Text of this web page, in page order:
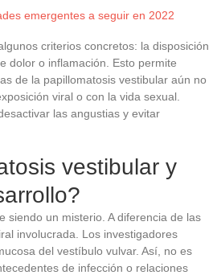
emergentes a seguir en 2022
criterios concretos: la disposición
dolor o inflamación. Esto permite
de la papillomatosis vestibular aún no
viral o con la vida sexual.
las angustias y evitar
vestibular y
siendo un misterio. A diferencia de las
involucrada. Los investigadores
del vestíbulo vulvar. Así, no es
de infección o relaciones